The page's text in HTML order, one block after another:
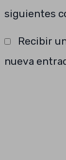
siguientes
Recibir
nueva